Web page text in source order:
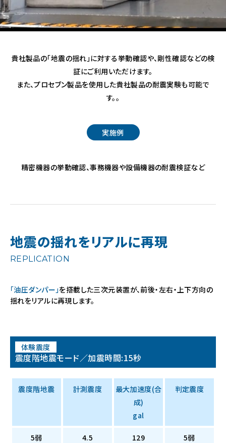
貴社製品の「地震の揺れ」に対する挙動確認や、剛性確認などの検
証にご利用いただけます。
また、プロセブン製品を使用した貴社製品の耐震実験も可能で
す。。
実施例
精密機器の挙動確認、事務機器や設備機器の耐震検証など
地震の揺れをリアルに再現
REPLICATION
「油圧ダンパー」を搭載した三次元装置が、前後・左右・上下方向の
揺れをリアルに再現します。
体験震度
震度階地震モード／加震時間:15秒
震度階地震 計測震度
最大加速度(合
成)
gal
判定震度
5弱 4.5 129 5弱